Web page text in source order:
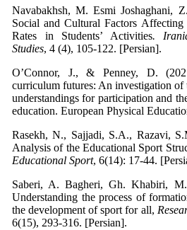
Navabakhsh, M. Esmi Joshaghani,
Social and Cultural Factors Affecting
Rates in Students’ Activities.
Studies, 4 (4), 105-122. [Persian].
O’Connor, J., & Penney, D.
curriculum futures: An investigation of
understandings for participation and
education. European Physical
Rasekh, N., Sajjadi, S.A., Razavi,
Analysis of the Educational Sport
Educational Sport, 6(14): 17-44.
Saberi, A. Bagheri, Gh. Khabiri,
Understanding the process of
the development of sport for all,
6(15), 293-316. [Persian].